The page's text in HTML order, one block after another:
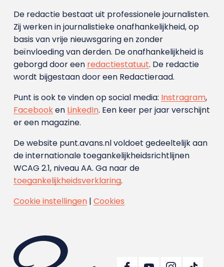
De redactie bestaat uit professionele journalisten.
Zij werken in journalistieke onafhankelijkheid, op
basis van vrije nieuwsgaring en zonder
beïnvloeding van derden. De onafhankelijkheid is
geborgd door een redactiestatuut. De redactie
wordt bijgestaan door een Redactieraad.
Punt is ook te vinden op social media: Instragram,
Facebooken LinkedIn. Een keer per jaar verschijnt
er een magazine.
De website punt.avans.nl voldoet gedeeltelijk aan
de internationale toegankelijkheidsrichtlijnen
WCAG 2.1, niveau AA. Ga naar de
toegankelijkheidsverklaring.
Cookie instellingen| Cookies